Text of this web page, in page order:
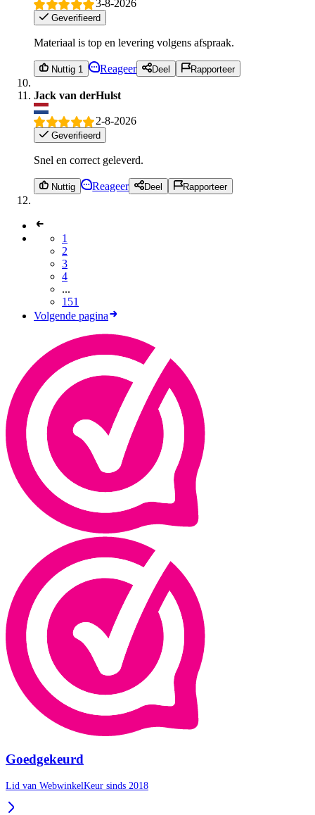
3-8-2026
Geverifieerd
Materiaal is top en levering volgens afspraak.
Nuttig 1 Reageer Deel Rapporteer
Jack van derHulst
2-8-2026
Geverifieerd
Snel en correct geleverd.
Nuttig Reageer Deel Rapporteer
1
2
3
4
...
151
Volgende pagina
Goedgekeurd
Lid van WebwinkelKeur sinds 2018